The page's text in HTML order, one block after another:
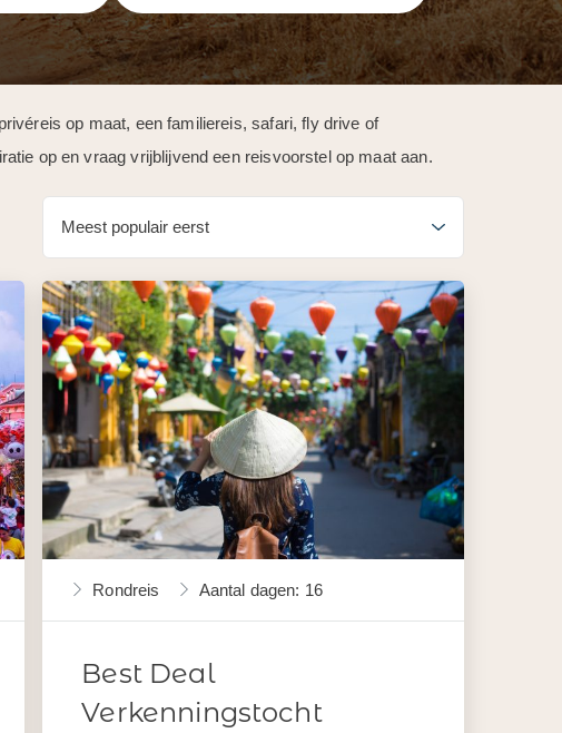
op maat, een familiereis, safari, fly drive of
op en vraag vrijblijvend een reisvoorstel op maat aan.
Rondreis Aantal dagen: 16
Best Deal
Verkenningstocht